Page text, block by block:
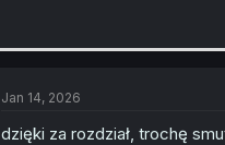
Jan 14, 2026
dzięki za rozdział, trochę